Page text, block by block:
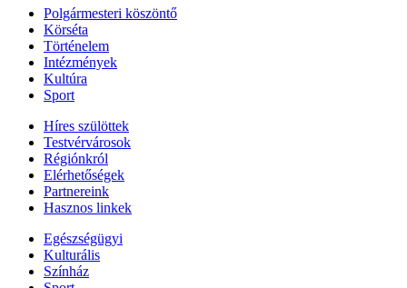
Polgármesteri köszöntő
Körséta
Történelem
Intézmények
Kultúra
Sport
Híres szülöttek
Testvérvárosok
Régiónkról
Elérhetőségek
Partnereink
Hasznos linkek
Egészségügyi
Kulturális
Színház